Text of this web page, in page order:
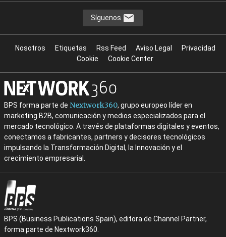
Síguenos
Nosotros Etiquetas Rss Feed Aviso Legal
Privacidad
Cookie
Cookie Center
BPS forma parte de Nextwork360, grupo europeo líder en
marketing B2B, comunicación y medios especializados para el
mercado tecnológico. A través de plataformas digitales y eventos,
conectamos a fabricantes, partners y decisores tecnológicos
impulsando la Transformación Digital, la Innovación y el
crecimiento empresarial.
BPS (Business Publications Spain), editora de Channel Partner,
forma parte de Nextwork360.